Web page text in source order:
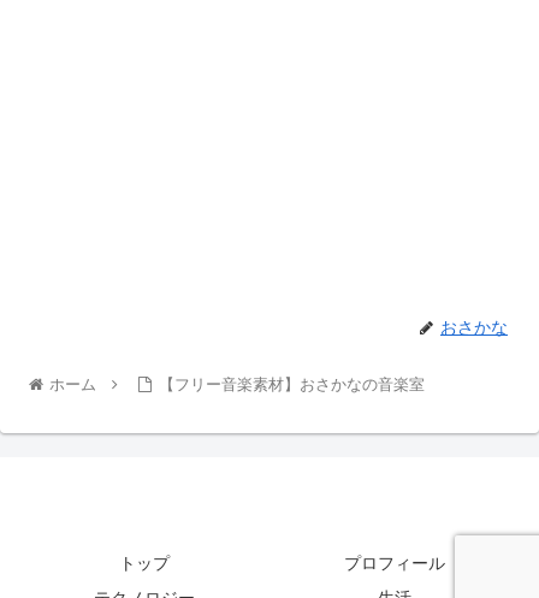
おさかな
ホーム 【フリー音楽素材】おさかなの音楽室
トップ
プロフィール